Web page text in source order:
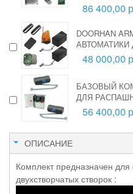
86 400,00
DOORHAN
48 000,00
БАЗОВЫЙ
ДЛЯ
56 400,00
ОПИСАНИЕ
Комплект предназначен
двухстворчатых створок :